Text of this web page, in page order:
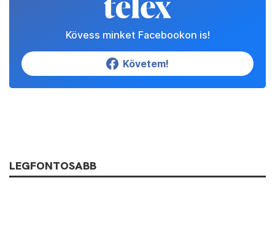
Kövess minket Facebookon is!
Követem!
LEGFONTOSABB